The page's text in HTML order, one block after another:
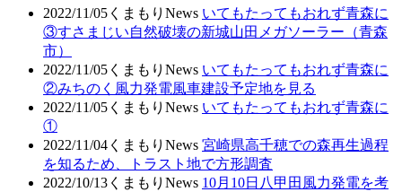
2022/11/05 くまもりNews いてもたってもおれず青森に
③すさまじい自然破壊の新城山田メガソーラー（青森
市）
2022/11/05 くまもりNews いてもたってもおれず青森に
②みちのく風力発電風車建設予定地を見る
2022/11/05 くまもりNews いてもたってもおれず青森に
①
2022/11/04 くまもりNews 宮崎県高千穂での森再生過程
を知るため、トラスト地で方形調査
2022/10/13 くまもりNews 10月10日八甲田風力発電を考